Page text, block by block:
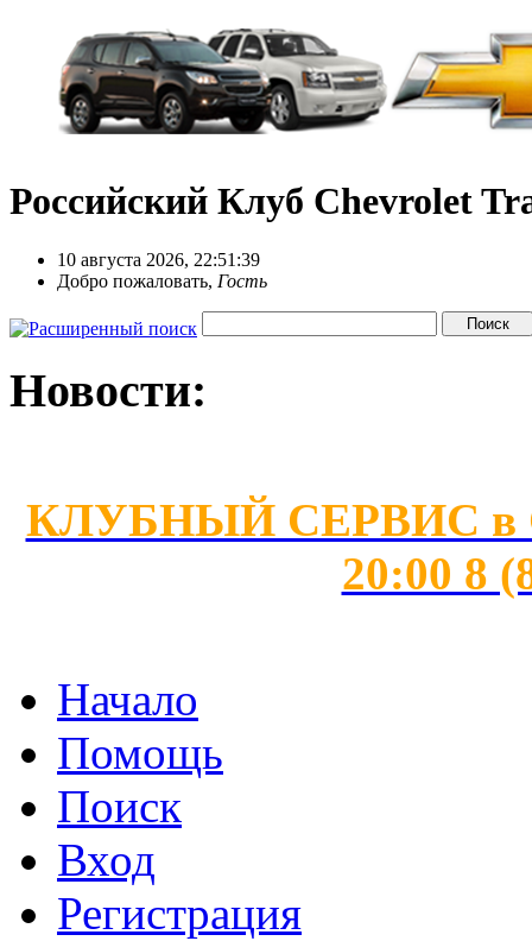
Российский Клуб Chevrolet
10 августа 2026, 22:51:39
Добро пожаловать, Гость
Новости:
КЛУБНЫЙ СЕРВИС в
20:00 8
Начало
Помощь
Поиск
Вход
Регистрация